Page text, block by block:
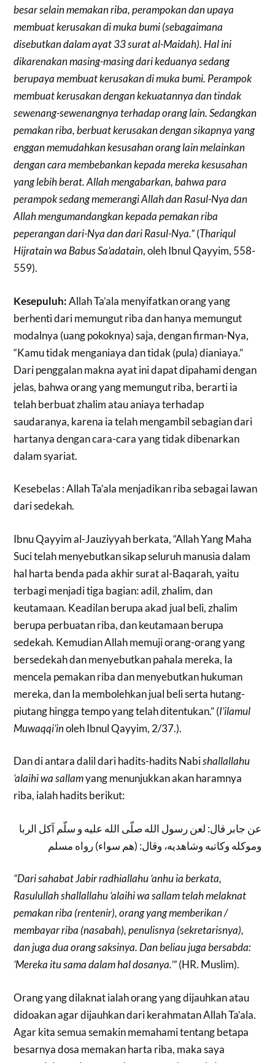
besar selain memakan riba, perampokan dan upaya
membuat kerusakan di muka bumi (sebagaimana
disebutkan dalam ayat 33 surat al-Maidah). Hal ini
dikarenakan masing-masing dari keduanya sedang
berupaya membuat kerusakan di muka bumi. Perampok
membuat kerusakan dengan kekuatannya dan tindak
sewenang-sewenangnya terhadap orang lain. Sedangkan
pemakan riba, berbuat kerusakan dengan sikapnya yang
enggan memudahkan kesusahan orang lain melainkan
dengan cara membebankan kepada mereka kesusahan
yang lebih berat. Allah mengabarkan, bahwa para
perampok sedang memerangi Allah dan Rasul-Nya dan
Allah mengumandangkan kepada pemakan riba
peperangan dari-Nya dan dari Rasul-Nya.”(Thariqul
Hijratain wa Babus Sa’adatain, oleh Ibnul Qayyim, 558-
559).
Kesepuluh:Allah Ta’ala menyifatkan orang yang
berhenti dari memungut riba dan hanya memungut
modalnya (uang pokoknya) saja, dengan firman-Nya,
“Kamu tidak menganiaya dan tidak (pula) dianiaya.”
Dari penggalan makna ayat ini dapat dipahami dengan
jelas, bahwa orang yang memungut riba, berarti ia
telah berbuat zhalim atau aniaya terhadap
saudaranya, karena ia telah mengambil sebagian dari
hartanya dengan cara-cara yang tidak dibenarkan
dalam syariat.
Kesebelas : Allah Ta’ala menjadikan riba sebagai lawan
dari sedekah.
Ibnu Qayyim al-Jauziyyah berkata, “Allah Yang Maha
Suci telah menyebutkan sikap seluruh manusia dalam
hal harta benda pada akhir surat al-Baqarah, yaitu
terbagi menjadi tiga bagian: adil, zhalim, dan
keutamaan. Keadilan berupa akad jual beli, zhalim
berupa perbuatan riba, dan keutamaan berupa
sedekah. Kemudian Allah memuji orang-orang yang
bersedekah dan menyebutkan pahala mereka, Ia
mencela pemakan riba dan menyebutkan hukuman
mereka, dan Ia membolehkan jual beli serta hutang-
piutang hingga tempo yang telah ditentukan.” (I’ilamul
Muwaqqi’inoleh Ibnul Qayyim, 2/37.).
Dan di antara dalil dari hadits-hadits Nabishallallahu
‘alaihi wa sallamyang menunjukkan akan haramnya
riba, ialah hadits berikut:
عن جابر قال: لعن رسول الله صلّى الله عليه و سلّم آكل الربا
وموكله وكاتبه وشاهديه، وقال: (هم سواء) رواه مسلم
“Dari sahabat Jabir radhiallahu ‘anhu ia berkata,
Rasulullah shallallahu ‘alaihi wa sallam telah melaknat
pemakan riba (rentenir), orang yang memberikan /
membayar riba (nasabah), penulisnya (sekretarisnya),
dan juga dua orang saksinya. Dan beliau juga bersabda:
‘Mereka itu sama dalam hal dosanya.’”(HR. Muslim).
Orang yang dilaknat ialah orang yang dijauhkan atau
didoakan agar dijauhkan dari kerahmatan Allah Ta’ala.
Agar kita semua semakin memahami tentang betapa
besarnya dosa memakan harta riba, maka saya